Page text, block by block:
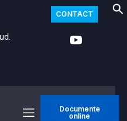
CONTACT
Documente
online